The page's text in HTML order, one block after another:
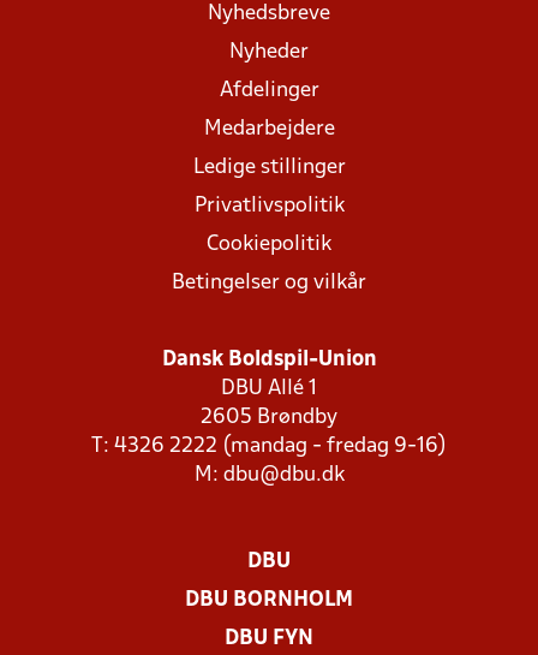
Nyhedsbreve
Nyheder
Afdelinger
Medarbejdere
Ledige stillinger
Privatlivspolitik
Cookiepolitik
Betingelser og vilkår
Dansk Boldspil-Union
DBU Allé 1
2605 Brøndby
T: 4326 2222 (mandag - fredag 9-16)
M: dbu@dbu.dk
DBU
DBU BORNHOLM
DBU FYN